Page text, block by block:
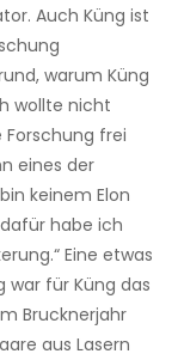
Auch Küng ist
warum Küng
wollte nicht
frei
eines der
keinem Elon
habe ich
Eine etwas
für Küng das
Brucknerjahr
aus Lasern